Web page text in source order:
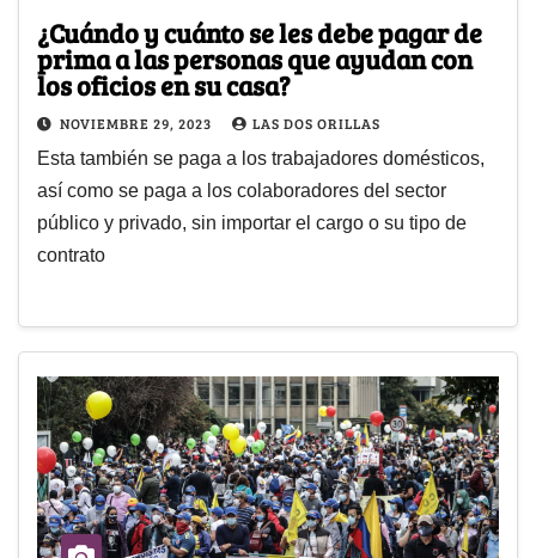
¿Cuándo y cuánto se les debe pagar de
prima a las personas que ayudan con
los oficios en su casa?
NOVIEMBRE 29, 2023 LAS DOS ORILLAS
Esta también se paga a los trabajadores domésticos,
así como se paga a los colaboradores del sector
público y privado, sin importar el cargo o su tipo de
contrato